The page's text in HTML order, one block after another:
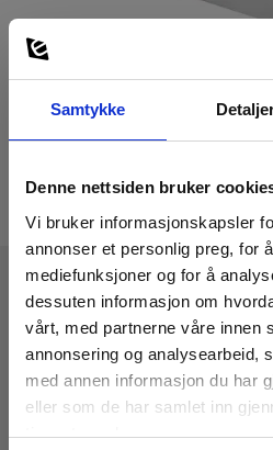
Samtykke
Denne nettsiden bruker
Vi bruker informasjonskapsler
annonser et personlig preg, for
mediefunksjoner og for å
dessuten informasjon om
vårt, med partnerne våre innen
annonsering og analysearbeid,
med annen informasjon du har
eller som de har samlet inn
tjenestene deres.
Tekniske Data